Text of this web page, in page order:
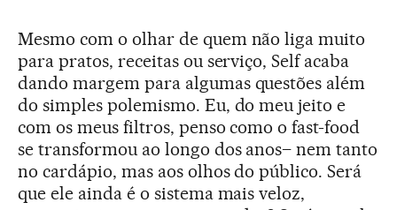
Mesmo com o olhar de quem não liga muito
para pratos, receitas ou serviço, Self acaba
dando margem para algumas questões além
do simples polemismo. Eu, do meu jeito e
com os meus filtros, penso como o fast-food
se transformou ao longo dos anos– nem tanto
no cardápio, mas aos olhos do público. Será
que ele ainda é o sistema mais veloz,